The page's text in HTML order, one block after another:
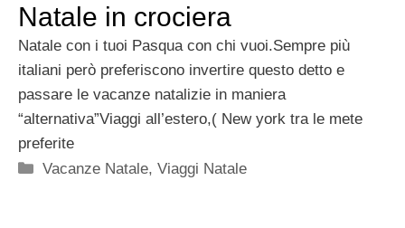
Natale in crociera
Natale con i tuoi Pasqua con chi vuoi.Sempre più
italiani però preferiscono invertire questo detto e
passare le vacanze natalizie in maniera
“alternativa”Viaggi all’estero,( New york tra le mete
preferite
Categorie
Vacanze Natale,Viaggi Natale